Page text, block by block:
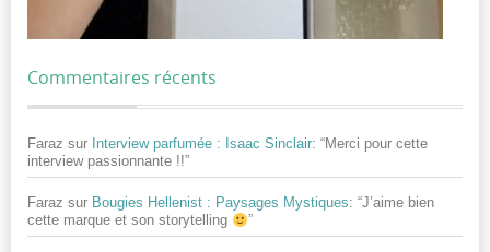
Commentaires récents
Faraz sur Interview parfumée : Isaac Sinclair: “Merci pour cette
interview passionnante !!”
Faraz sur Bougies Hellenist : Paysages Mystiques: “J’aime bien
cette marque et son storytelling
”